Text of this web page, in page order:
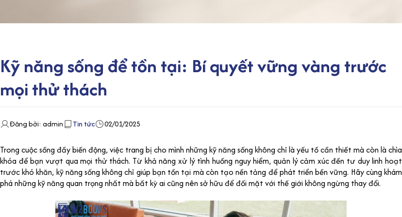
Kỹ năng sống để tồn tại: Bí quyết vững vàng trước
mọi thử thách
Đăng bởi: admin Tin tức 02/01/2025
Trong cuộc sống đầy biến động, việc trang bị cho mình những kỹ năng sống không chỉ là yếu tố cần thiết mà còn là chìa
khóa để bạn vượt qua mọi thử thách. Từ khả năng xử lý tình huống nguy hiểm, quản lý cảm xúc đến tư duy linh hoạt
trước khó khăn, kỹ năng sống không chỉ giúp bạn tồn tại mà còn tạo nền tảng để phát triển bền vững. Hãy cùng khám
phá những kỹ năng quan trọng nhất mà bất kỳ ai cũng nên sở hữu để đối mặt với thế giới không ngừng thay đổi.